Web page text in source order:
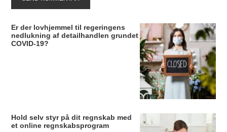
Er der lovhjemmel til regeringens
nedlukning af detailhandlen grundet
COVID-19?
Hold selv styr på dit regnskab med
et online regnskabsprogram